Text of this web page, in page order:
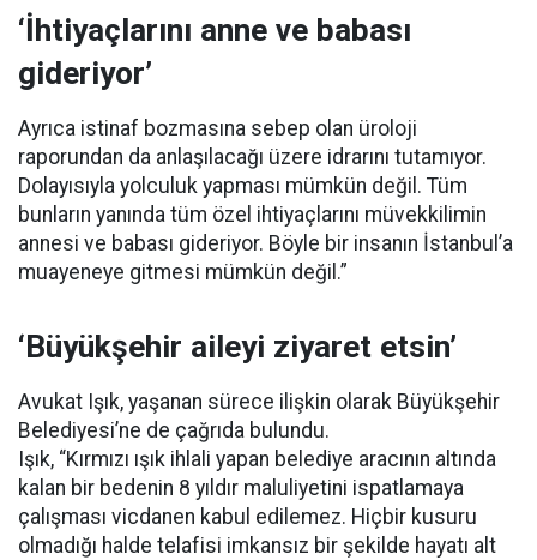
‘İhtiyaçlarını anne ve babası
gideriyor’
Ayrıca istinaf bozmasına sebep olan üroloji
raporundan da anlaşılacağı üzere idrarını tutamıyor.
Dolayısıyla yolculuk yapması mümkün değil. Tüm
bunların yanında tüm özel ihtiyaçlarını müvekkilimin
annesi ve babası gideriyor. Böyle bir insanın İstanbul’a
muayeneye gitmesi mümkün değil.”
‘Büyükşehir aileyi ziyaret etsin’
Avukat Işık, yaşanan sürece ilişkin olarak Büyükşehir
Belediyesi’ne de çağrıda bulundu.
Işık, “Kırmızı ışık ihlali yapan belediye aracının altında
kalan bir bedenin 8 yıldır maluliyetini ispatlamaya
çalışması vicdanen kabul edilemez. Hiçbir kusuru
olmadığı halde telafisi imkansız bir şekilde hayatı alt